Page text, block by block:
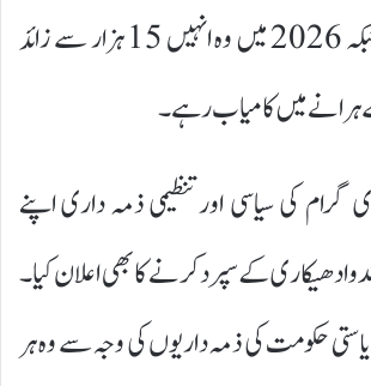
شکست دی تھی، جبکہ 2026 میں وہ انہیں 15 ہزار سے زائد
میں کامیاب رہے۔
کی سیاسی اور تنظیمی ذمہ داری اپنے
ادھیکاری کے سپرد کرنے کا بھی اعلان کیا۔
حکومت کی ذمہ داریوں کی وجہ سے وہ ہر